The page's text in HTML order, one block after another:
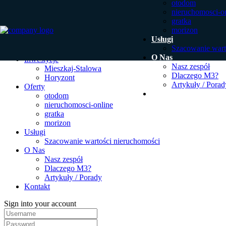
Inwestycje
Mieszkaj-Stalowa
Horyzont
Oferty
otodom
nieruchomosci-online
gratka
morizon
Usługi
Szacowanie wartości nieruchomości
O Nas
Nasz zespół
Dlaczego M3?
Artykuły / Porady
Kontakt
Sign into your account
otodom
nieruchomosci-
gratka
morizon
Usługi
Szacowanie
O Nas
Nasz zespół
Dlaczego M3?
Artykuły /